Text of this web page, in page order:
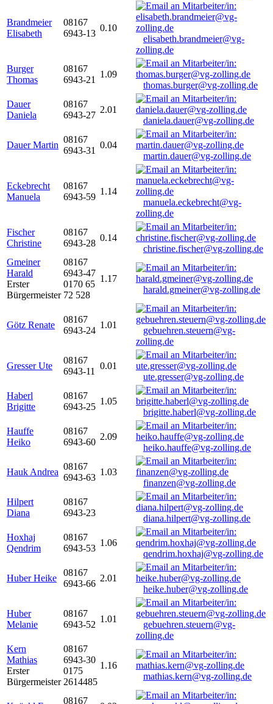
Brandmeier
Elisabeth
08167
6943-13
0.10
elisabeth.brandmeier@vg-
zolling.de
Burger
Thomas
08167
6943-21
1.09
thomas.burger@vg-zolling.de
Dauer
Daniela
08167
6943-27
2.01
daniela.dauer@vg-zolling.de
Dauer Martin
08167
6943-31
0.04
martin.dauer@vg-zolling.de
Eckebrecht
Manuela
08167
6943-59
1.14
manuela.eckebrecht@vg-
zolling.de
Fischer
Christine
08167
6943-28
0.14
christine.fischer@vg-zolling.de
Gmeiner
Harald
Erster
Bürgermeister
08167
6943-47
0170 65
72 528
1.17
harald.gmeiner@vg-zolling.de
Götz Renate
08167
6943-24
1.01
gebuehren.steuern@vg-
zolling.de
Gresser Ute
08167
6943-11
0.01
ute.gresser@vg-zolling.de
Haberl
Brigitte
08167
6943-25
1.05
brigitte.haberl@vg-zolling.de
Hauffe
Heiko
08167
6943-60
2.09
heiko.hauffe@vg-zolling.de
Hauk Andrea
08167
6943-63
1.03
finanzen@vg-zolling.de
Hilpert
Diana
08167
6943-23
diana.hilpert@vg-zolling.de
Hoxhaj
Qendrim
08167
6943-53
1.06
qendrim.hoxhaj@vg-zolling.de
Huber Heike
08167
6943-66
2.01
heike.huber@vg-zolling.de
Huber
Melanie
08167
6943-52
1.01
gebuehren.steuern@vg-
zolling.de
Kern
Mathias
Erster
Bürgermeister
08167
6943-30
0175
2614485
1.16
mathias.kern@vg-zolling.de
08167